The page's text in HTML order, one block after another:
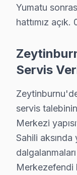
Dikkate
Zeytinburnu
Zeytinburnu
Zeytinburnu
Yumatu
hattımız
Servis
servis
Merkezi
Sahili
Merkezefendi